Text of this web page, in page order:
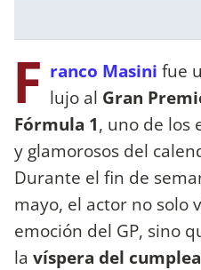
F ranco Masini fue
lujo al Gran
Fórmula 1, uno de los
y glamorosos del
Durante el fin de
mayo, el actor no solo
emoción del GP, sino
la víspera del